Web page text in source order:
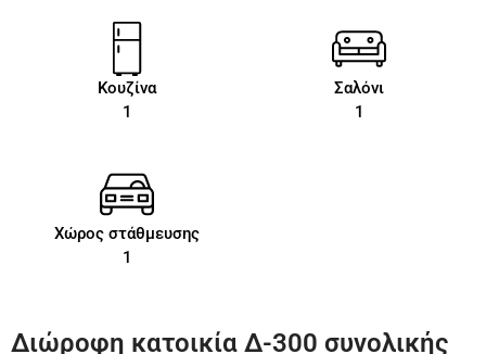
Κουζίνα
1
Σαλόνι
1
Χώρος στάθμευσης
1
Διώροφη κατοικία Δ-300 συνολικής